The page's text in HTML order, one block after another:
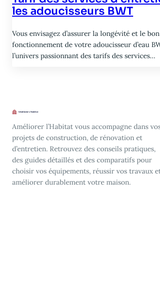
les adoucisseurs BWT
Vous envisagez d’assurer la longévité et le bon
fonctionnement de votre adoucisseur d’eau
l’univers passionnant des tarifs des services…
Améliorer l’Habitat vous accompagne dans
projets de construction, de rénovation et
d’entretien. Retrouvez des conseils pratiques,
des guides détaillés et des comparatifs pour
choisir vos équipements, réussir vos travaux
améliorer durablement votre maison.